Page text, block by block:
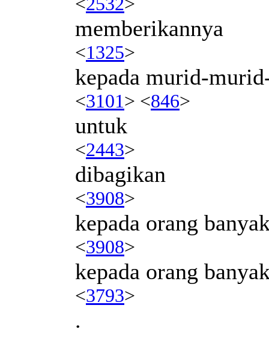
memberikannya
<1325>
kepada murid-
<3101> <846>
untuk
<2443>
dibagikan
<3908>
kepada orang
<3908>
kepada orang
<3793>
.